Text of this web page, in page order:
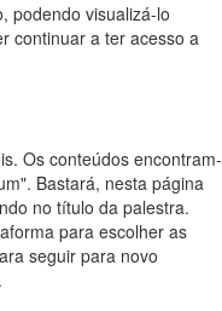
podendo visualizá-lo
continuar a ter acesso a
Os conteúdos encontram-
Bastará, nesta página
no título da palestra.
para escolher as
seguir para novo